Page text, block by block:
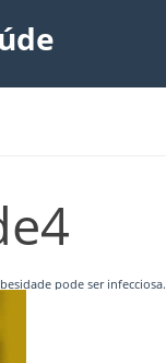
pode ser infecciosa.